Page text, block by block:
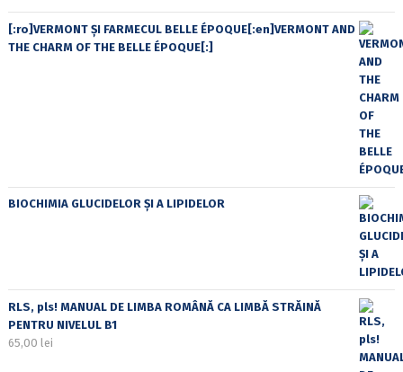
[:ro]VERMONT ȘI FARMECUL BELLE ÉPOQUE[:en]VERMONT AND
THE CHARM OF THE BELLE ÉPOQUE[:]
BIOCHIMIA GLUCIDELOR ȘI A LIPIDELOR
RLS, pls! MANUAL DE LIMBA ROMÂNĂ CA LIMBĂ STRĂINĂ
PENTRU NIVELUL B1
65,00 lei